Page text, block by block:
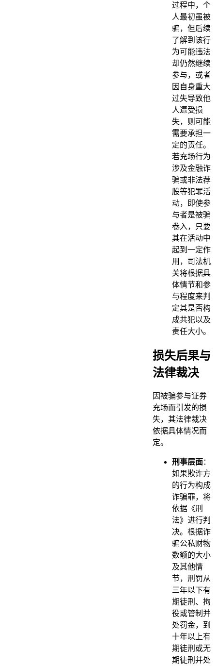
过程中，个
人最初虽被
骗，但后续
了解到该行
为可能违法
却仍然继续
参与，或者
因自身重大
过失导致他
人遭受损
失，则可能
需要承担一
定的责任。
若充场行为
涉及金融诈
骗或非法荐
股等犯罪活
动，即使参
与者是被骗
卷入，只要
其在活动中
起到一定作
用，司法机
关将根据具
体情节和参
与程度来判
定其是否构
成共犯以及
责任大小。
损失后果与
法律裁决
因被骗参与证券
充场而引发的损
失，其法律裁决
依据具体情况而
定。
刑事层面：
如果欺诈方
的行为构成
诈骗罪，将
依据《刑
法》进行判
决。根据诈
骗公私财物
数额的大小
及其他情
节，刑罚从
三年以下有
期徒刑、拘
役或管制并
处罚金，到
十年以上有
期徒刑或无
期徒刑并处